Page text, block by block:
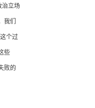
治立场
我们
个过
些
败的